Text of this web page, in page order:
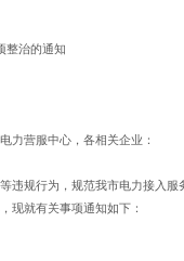
整治的通知
力营服中心，各相关企业：
违规行为，规范我市电力接入
现就有关事项通知如下：